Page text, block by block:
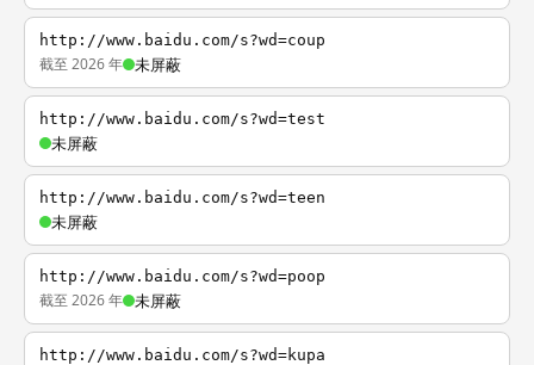
http://www.baidu.com/s?wd=coup
截至 2026 年 未屏蔽
http://www.baidu.com/s?wd=test
未屏蔽
http://www.baidu.com/s?wd=teen
未屏蔽
http://www.baidu.com/s?wd=poop
截至 2026 年 未屏蔽
http://www.baidu.com/s?wd=kupa